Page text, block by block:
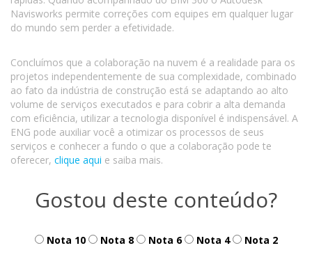
Navisworks permite correções com equipes em qualquer lugar
do mundo sem perder a efetividade.
Concluímos que a colaboração na nuvem é a realidade para os
projetos independentemente de sua complexidade, combinado
ao fato da indústria de construção está se adaptando ao alto
volume de serviços executados e para cobrir a alta demanda
com eficiência, utilizar a tecnologia disponível é indispensável. A
ENG pode auxiliar você a otimizar os processos de seus
serviços e conhecer a fundo o que a colaboração pode te
oferecer, clique aqui e saiba mais.
Gostou deste conteúdo?
Nota 10 Nota 8 Nota 6 Nota 4 Nota 2